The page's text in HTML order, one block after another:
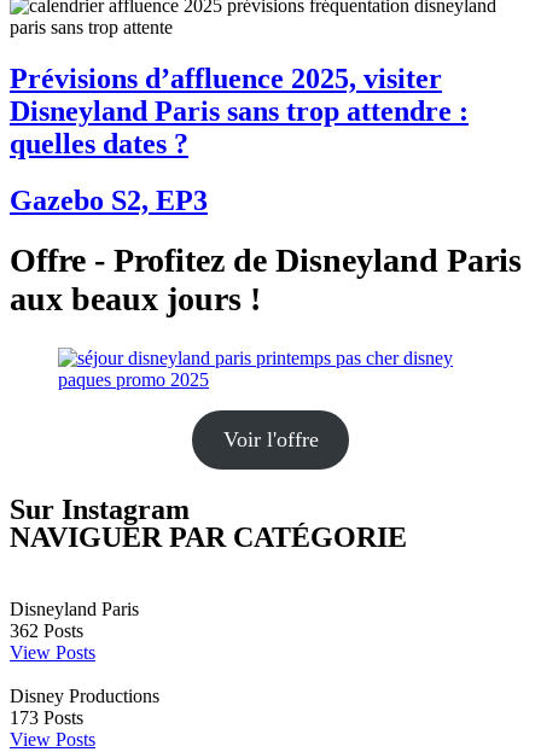
Prévisions d’affluence 2025, visiter
Disneyland Paris sans trop attendre :
quelles dates ?
Gazebo S2, EP3
Offre - Profitez de Disneyland Paris
aux beaux jours !
Voir l'offre
Sur Instagram
NAVIGUER PAR CATÉGORIE
Disneyland Paris
362 Posts
View Posts
Disney Productions
173 Posts
View Posts